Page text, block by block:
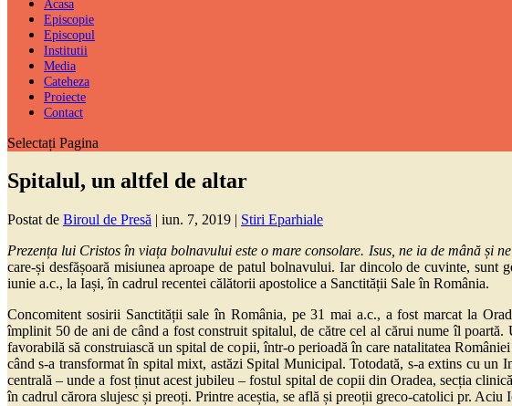
Acasa
Episcopie
Episcopul
Institutii
Media
Cateheza
Proiecte
Contact
Selectați Pagina
Spitalul, un altfel de altar
Postat de Biroul de Presă | iun. 7, 2019 | Stiri Eparhiale
Prezența lui Cristos în viața bolnavului este o mare consolare. Isus, ne ia de mână și
care-și desfășoară misiunea aproape de patul bolnavului. Iar dincolo de cuvinte, sunt
iunie a.c., la Iași, în cadrul recentei călătorii apostolice a Sanctității Sale în România.
Concomitent sosirii Sanctității sale în România, pe 31 mai a.c., a fost marcat la
împlinit 50 de ani de când a fost construit spitalul, de către cel al cărui nume îl
favorabilă să construiască un spital de copii, într-o perioadă în care natalitatea
când s-a transformat în spital mixt, astăzi Spital Municipal. Totodată, s-a extins cu
centrală – unde a fost ținut acest jubileu – fostul spital de copii din Oradea, secția
în cadrul cărora slujesc și preoți. Printre aceștia, se află și preoții greco-catolici pr. Aciu